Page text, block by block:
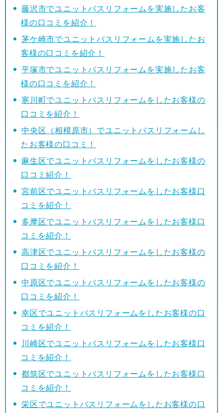
藤沢市でユニットバスリフォームを実施したお客
様の口コミを紹介！
茅ケ崎市でユニットバスリフォームを実施したお
客様の口コミを紹介！
平塚市でユニットバスリフォームを実施したお客
様の口コミを紹介！
寒川町でユニットバスリフォームをしたお客様の
口コミを紹介！
中央区（相模原市）でユニットバスリフォームし
たお客様の口コミ！
麻生区でユニットバスリフォームをしたお客様の
口コミ紹介！
宮前区でユニットバスリフォームをしたお客様口
コミを紹介！
多摩区でユニットバスリフォームをしたお客様口
コミを紹介！
高津区でユニットバスリフォームをしたお客様の
口コミを紹介！
中原区でユニットバスリフォームをしたお客様の
口コミを紹介！
幸区でユニットバスリフォームをしたお客様の口
コミを紹介！
川崎区でユニットバスリフォームをしたお客様口
コミを紹介！
都筑区でユニットバスリフォームをしたお客様口
コミを紹介！
栄区でユニットバスリフォームをしたお客様の口